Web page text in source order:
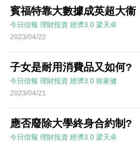
賓福特靠大數據成英超大衞
今日信報 理財投資 經濟3.0 梁天卓
2023/04/22
子女是耐用消費品又如何?
今日信報 理財投資 經濟3.0 徐家健
2023/04/21
應否廢除大學終身合約制?
今日信報 理財投資 經濟3.0 梁天卓